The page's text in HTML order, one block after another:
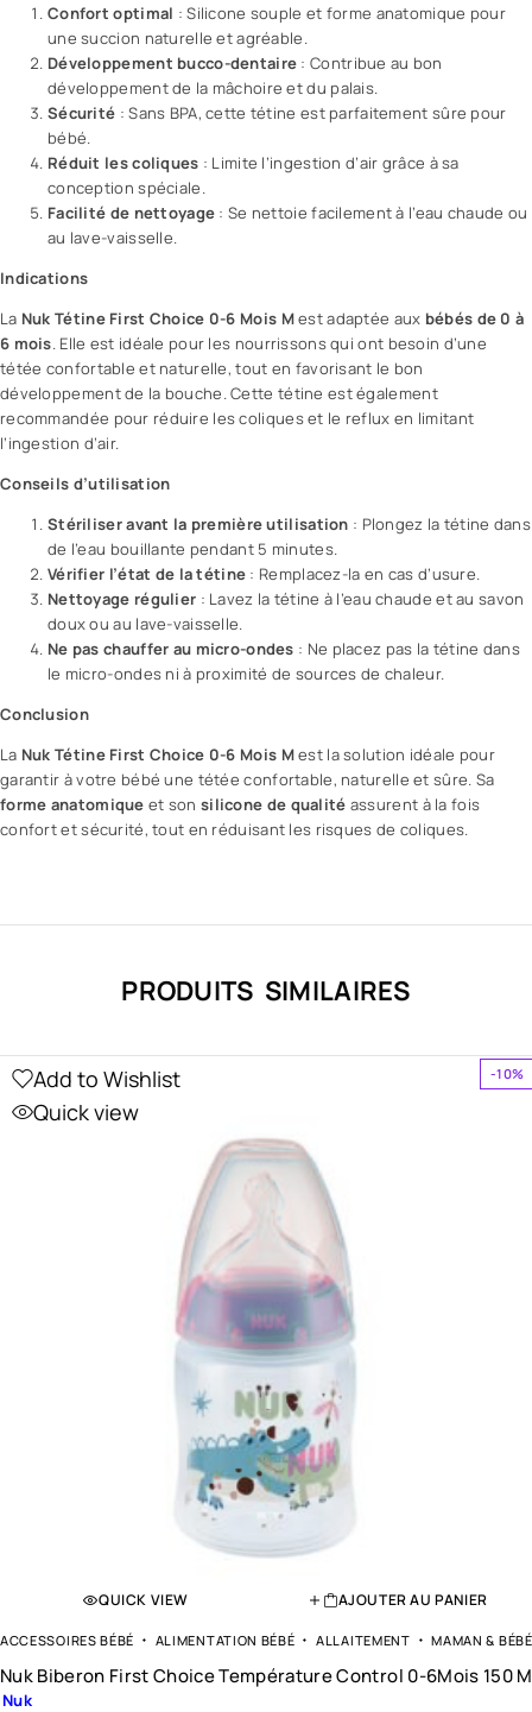
Confort optimal : Silicone souple et forme anatomique pour
une succion naturelle et agréable.
Développement bucco-dentaire : Contribue au bon
développement de la mâchoire et du palais.
Sécurité : Sans BPA, cette tétine est parfaitement sûre pour
bébé.
Réduit les coliques : Limite l’ingestion d’air grâce à sa
conception spéciale.
Facilité de nettoyage : Se nettoie facilement à l’eau chaude ou
au lave-vaisselle.
Indications
La Nuk Tétine First Choice 0-6 Mois Mest adaptée aux bébés de 0 à
6 mois. Elle est idéale pour les nourrissons qui ont besoin d’une
tétée confortable et naturelle, tout en favorisant le bon
développement de la bouche. Cette tétine est également
recommandée pour réduire les coliques et le reflux en limitant
l’ingestion d’air.
Conseils d’utilisation
Stériliser avant la première utilisation : Plongez la tétine dans
de l’eau bouillante pendant 5 minutes.
Vérifier l’état de la tétine : Remplacez-la en cas d’usure.
Nettoyage régulier : Lavez la tétine à l’eau chaude et au savon
doux ou au lave-vaisselle.
Ne pas chauffer au micro-ondes : Ne placez pas la tétine dans
le micro-ondes ni à proximité de sources de chaleur.
Conclusion
La Nuk Tétine First Choice 0-6 Mois Mest la solution idéale pour
garantir à votre bébé une tétée confortable, naturelle et sûre. Sa
forme anatomique et sonsilicone de qualité assurent à la fois
confort et sécurité, tout en réduisant les risques de coliques.
PRODUITS SIMILAIRES
-10%
Add to Wishlist
Quick view
QUICK VIEW AJOUTER AU PANIER
ACCESSOIRES BÉBÉ ALIMENTATION BÉBÉ ALLAITEMENT MAMAN & BÉBÉ
Nuk Biberon First Choice Température Control 0-6Mois 150
Nuk